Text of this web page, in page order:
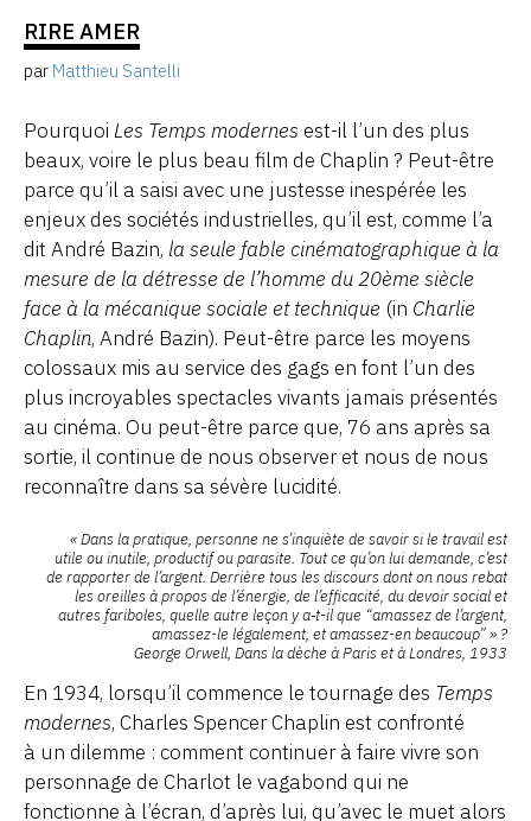
RIRE AMER
par Matthieu Santelli
Pourquoi Les Temps modernes est-il l’un des plus
beaux, voire le plus beau film de Chaplin ? Peut-être
parce qu’il a saisi avec une justesse inespérée les
enjeux des sociétés industrielles, qu’il est, comme l’a
dit André Bazin, la seule fable cinématographique à la
mesure de la détresse de l’homme du 20ème siècle
face à la mécanique sociale et technique (in Charlie
Chaplin, André Bazin). Peut-être parce les moyens
colossaux mis au service des gags en font l’un des
plus incroyables spectacles vivants jamais présentés
au cinéma. Ou peut-être parce que, 76 ans après sa
sortie, il continue de nous observer et nous de nous
reconnaître dans sa sévère lucidité.
« Dans la pratique, personne ne s’inquiète de savoir si le travail est
utile ou inutile, productif ou parasite. Tout ce qu’on lui demande, c’est
de rapporter de l’argent. Derrière tous les discours dont on nous rebat
les oreilles à propos de l’énergie, de l’efficacité, du devoir social et
autres fariboles, quelle autre leçon y a‑t-il que “amassez de l’argent,
amassez-le légalement, et amassez-en beaucoup” » ?
George Orwell, Dans la dèche à Paris et à Londres, 1933
En 1934, lorsqu’il commence le tournage des Temps
modernes, Charles Spencer Chaplin est confronté
à un dilemme : comment continuer à faire vivre son
personnage de Charlot le vagabond qui ne
fonctionne à l’écran, d’après lui, qu’avec le muet alors